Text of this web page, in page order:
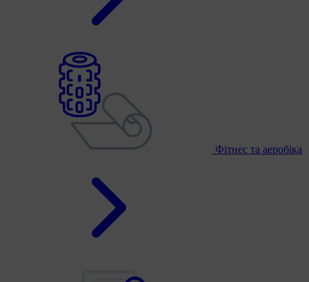
Фітнес та аеробіка